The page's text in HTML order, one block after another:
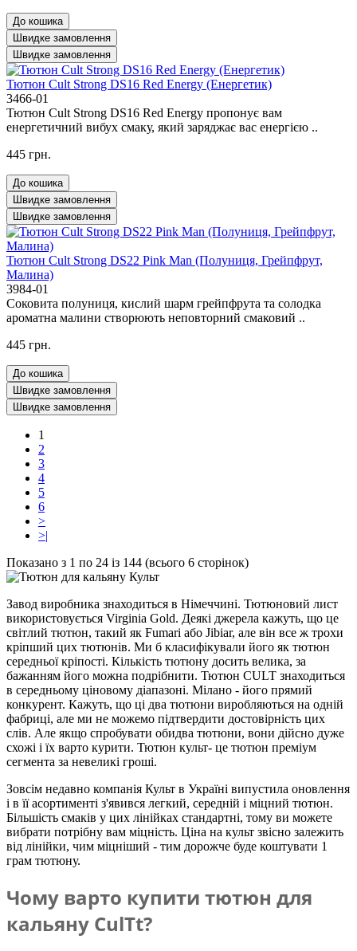
До кошика
Швидке замовлення
Швидке замовлення
Тютюн Cult Strong DS16 Red Energy (Енергетик)
3466-01
Тютюн Cult Strong DS16 Red Energy пропонує вам
енергетичний вибух смаку, який заряджає вас енергією ..
445 грн.
До кошика
Швидке замовлення
Швидке замовлення
Тютюн Cult Strong DS22 Pink Man (Полуниця, Грейпфрут,
Малина)
3984-01
Соковита полуниця, кислий шарм грейпфрута та солодка
ароматна малини створюють неповторний смаковий ..
445 грн.
До кошика
Швидке замовлення
Швидке замовлення
1
2
3
4
5
6
>
>|
Показано з 1 по 24 із 144 (всього 6 сторінок)
Завод виробника знаходиться в Німеччині. Тютюновий лист
використовується Virginia Gold. Деякі джерела кажуть, що це
світлий тютюн, такий як Fumari або Jibiar, але він все ж трохи
кріпший цих тютюнів. Ми б класифікували його як тютюн
середньої кріпості. Кількість тютюну досить велика, за
бажанням його можна подрібнити. Тютюн CULT знаходиться
в середньому ціновому діапазоні. Мілано - його прямий
конкурент. Кажуть, що ці два тютюни виробляються на одній
фабриці, але ми не можемо підтвердити достовірність цих
слів. Але якщо спробувати обидва тютюни, вони дійсно дуже
схожі і їх варто курити. Тютюн культ- це тютюн преміум
сегмента за невеликі гроші.
Зовсім недавно компанія Культ в Україні випустила оновлення
і в її асортименті з'явився легкий, середній і міцний тютюн.
Більшість смаків у цих лінійках стандартні, тому ви можете
вибрати потрібну вам міцність. Ціна на культ звісно залежить
від лінійки, чим міцніший - тим дорожче буде коштувати 1
грам тютюну.
Чому варто купити тютюн для
кальяну CulTt?